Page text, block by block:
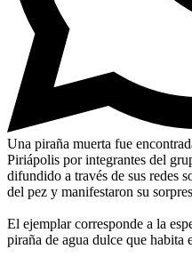
Una piraña muerta fue
Piriápolis por integrantes del
difundido a través de sus redes
del pez y manifestaron su
El ejemplar corresponde a la
piraña de agua dulce que habita